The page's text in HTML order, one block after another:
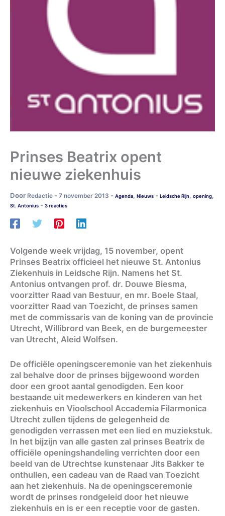
Prinses Beatrix opent
nieuwe ziekenhuis
Door Redactie - 7 november 2013 - Agenda, Nieuws - Leidsche Rijn, opening,
St. Antonius - 3 reacties
Volgende week vrijdag, 15 november, opent
Prinses Beatrix officieel het nieuwe St. Antonius
Ziekenhuis in Leidsche Rijn. Namens het St.
Antonius ontvangen prof. dr. Douwe Biesma,
voorzitter Raad van Bestuur, en mr. Boele Staal,
voorzitter Raad van Toezicht, de prinses samen
met de commissaris van de koning van de provincie
Utrecht, Willibrord van Beek, en de burgemeester
van Utrecht, Aleid Wolfsen.
De officiële openingsceremonie van het ziekenhuis
zal behalve door de prinses bijgewoond worden
door een groot aantal genodigden. Een koor
bestaande uit medewerkers en kinderen van het
ziekenhuis en Vioolschool Accademia Filarmonica
Utrecht zullen tijdens de gelegenheid de
genodigden verrassen met een lied en muziekstuk.
In het bijzijn van alle gasten zal prinses Beatrix de
officiële openingshandeling verrichten door een
beeld van de Utrechtse kunstenaar Jits Bakker te
onthullen, een cadeau van de Raad van Toezicht
aan het ziekenhuis. Na de openingsceremonie
wordt de prinses rondgeleid door het nieuwe
ziekenhuis en is er een receptie voor de gasten.